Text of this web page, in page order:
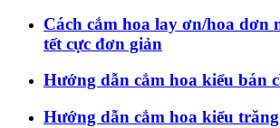
Cách cắm hoa lay ơn/hoa dơn
tết cực đơn giản
Hướng dẫn cắm hoa kiểu bán
Hướng dẫn cắm hoa kiểu